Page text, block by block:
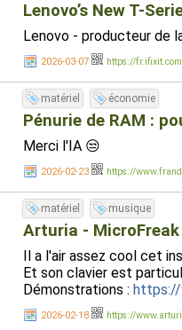
Lenovo’s New T-
Lenovo - producteur de
2026-03-07 https://
matériel économie
Pénurie de RAM :
Merci l'IA 😒
2026-02-23 https://
matériel musique
Arturia - MicroFreak
Il a l'air assez cool cet
Et son clavier est
Démonstrations : https://
2026-02-18 https://